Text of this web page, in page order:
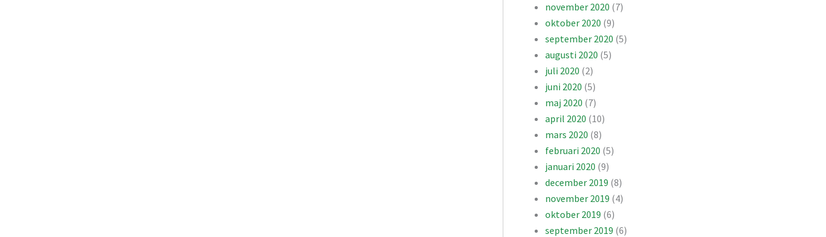
november 2020 (7)
oktober 2020 (9)
september 2020 (5)
augusti 2020 (5)
juli 2020 (2)
juni 2020 (5)
maj 2020 (7)
april 2020 (10)
mars 2020 (8)
februari 2020 (5)
januari 2020 (9)
december 2019 (8)
november 2019 (4)
oktober 2019 (6)
september 2019 (6)